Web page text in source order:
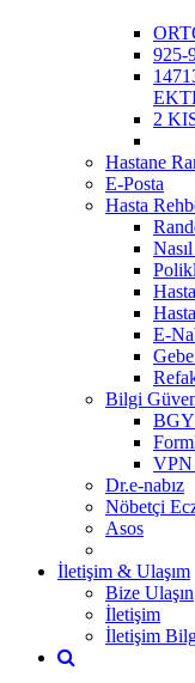
925-
2
Hastane
E-Posta
Hasta
E-
Bilgi
VPN
Dr.e-nabız
Nöbetçi
Asos
İletişim & Ulaşım
Bize Ulaşın
İletişim
İletişim